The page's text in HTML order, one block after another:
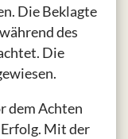
Die Beklagte
des
Die
dem Achten
Mit der